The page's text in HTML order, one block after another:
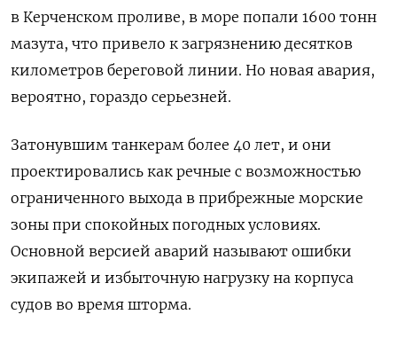
в Керченском проливе, в море попали 1600 тонн
мазута, что привело к загрязнению десятков
километров береговой линии. Но новая авария,
вероятно, гораздо серьезней.
Затонувшим танкерам более 40 лет, и они
проектировались как речные с возможностью
ограниченного выхода в прибрежные морские
зоны при спокойных погодных условиях.
Основной версией аварий называют ошибки
экипажей и избыточную нагрузку на корпуса
судов во время шторма.